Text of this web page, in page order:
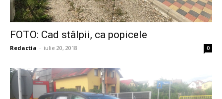
FOTO: Cad stâlpii, ca popicele
Redactia - iulie 20, 2018 0